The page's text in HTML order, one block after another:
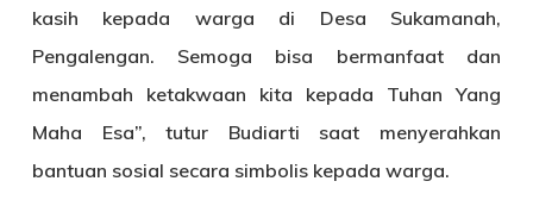
kasih kepada warga di Desa Sukamanah,
Pengalengan. Semoga bisa bermanfaat dan
menambah ketakwaan kita kepada Tuhan Yang
Maha Esa”, tutur Budiarti saat menyerahkan
bantuan sosial secara simbolis kepada warga.